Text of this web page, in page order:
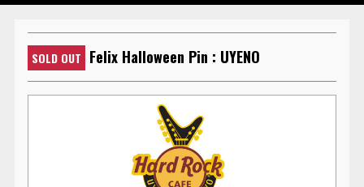
SOLD OUT Felix Halloween Pin : UYENO